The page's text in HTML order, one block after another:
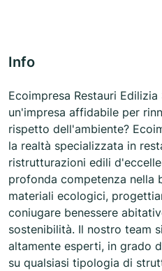
Info
Ecoimpresa Restauri
un'impresa affidabile per
rispetto dell'ambiente?
la realtà specializzata in
ristrutturazioni edili
profonda competenza nella
materiali ecologici,
coniugare benessere
sostenibilità. Il nostro team
altamente esperti, in grado
su qualsiasi tipologia di